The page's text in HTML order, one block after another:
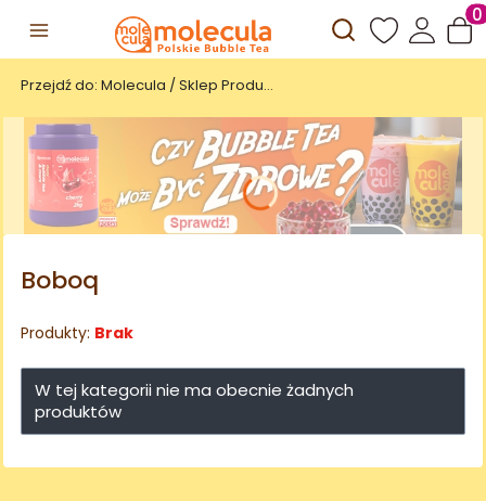
Otwórz
Przejdź do: Molecula / Sklep Producenta Polskiej Bubble Tea
Boboq
Produkty: Brak
W tej kategorii nie ma obecnie żadnych
produktów